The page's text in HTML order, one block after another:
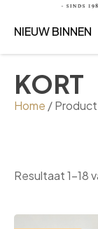
NIEUW BINNEN
KORT
Home /
Resultaat 1–18